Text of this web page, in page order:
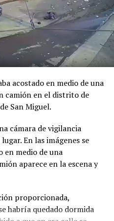
acostado en medio de una
camión en el distrito de
San Miguel.
cámara de vigilancia
En las imágenes se
en medio de una
aparece en la escena y
proporcionada,
habría quedado dormida